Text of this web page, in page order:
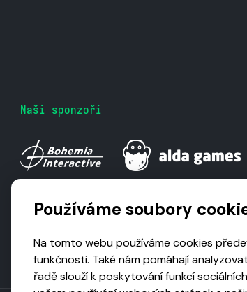
Naši sponzoři
Používáme soubory
Na tomto webu používáme cookies
funkčnosti. Také nám pomáhají
řadě slouží k poskytování funkcí